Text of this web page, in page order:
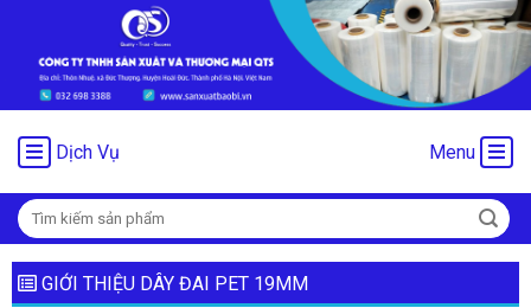
Dịch Vụ Menu
Tìm
kiếm:
GIỚI THIỆU DÂY ĐAI PET 19MM